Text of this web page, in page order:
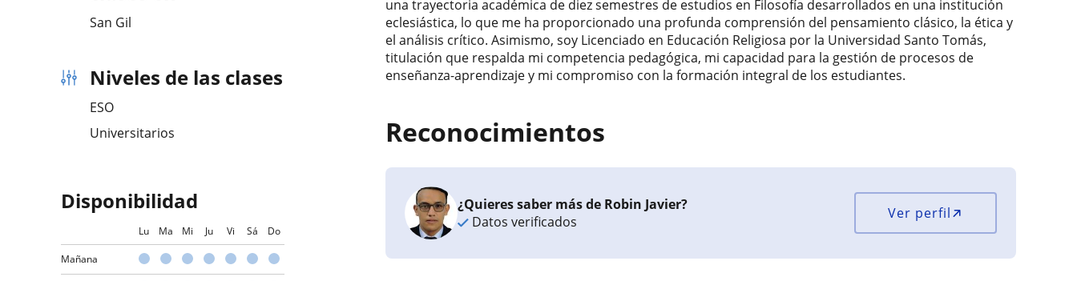
San Gil
Niveles de las clases
ESO
Universitarios
Disponibilidad
Lu Ma Mi Ju Vi Sá Do
Mañana
una trayectoria académica de diez semestres de estudios en Filosofía desarrollados en una institución
eclesiástica, lo que me ha proporcionado una profunda comprensión del pensamiento clásico, la ética y
el análisis crítico. Asimismo, soy Licenciado en Educación Religiosa por la Universidad Santo Tomás,
titulación que respalda mi competencia pedagógica, mi capacidad para la gestión de procesos de
enseñanza-aprendizaje y mi compromiso con la formación integral de los estudiantes.
Reconocimientos
¿Quieres saber más de Robin Javier?
Datos verificados
Ver perfil